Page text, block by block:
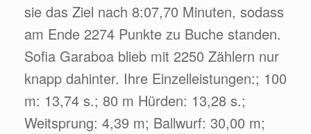
sie das Ziel nach 8:07,70 Minuten, sodass
am Ende 2274 Punkte zu Buche standen.
Sofia Garaboa blieb mit 2250 Zählern nur
knapp dahinter. Ihre Einzelleistungen:; 100
m: 13,74 s.; 80 m Hürden: 13,28 s.;
Weitsprung: 4,39 m; Ballwurf: 30,00 m;